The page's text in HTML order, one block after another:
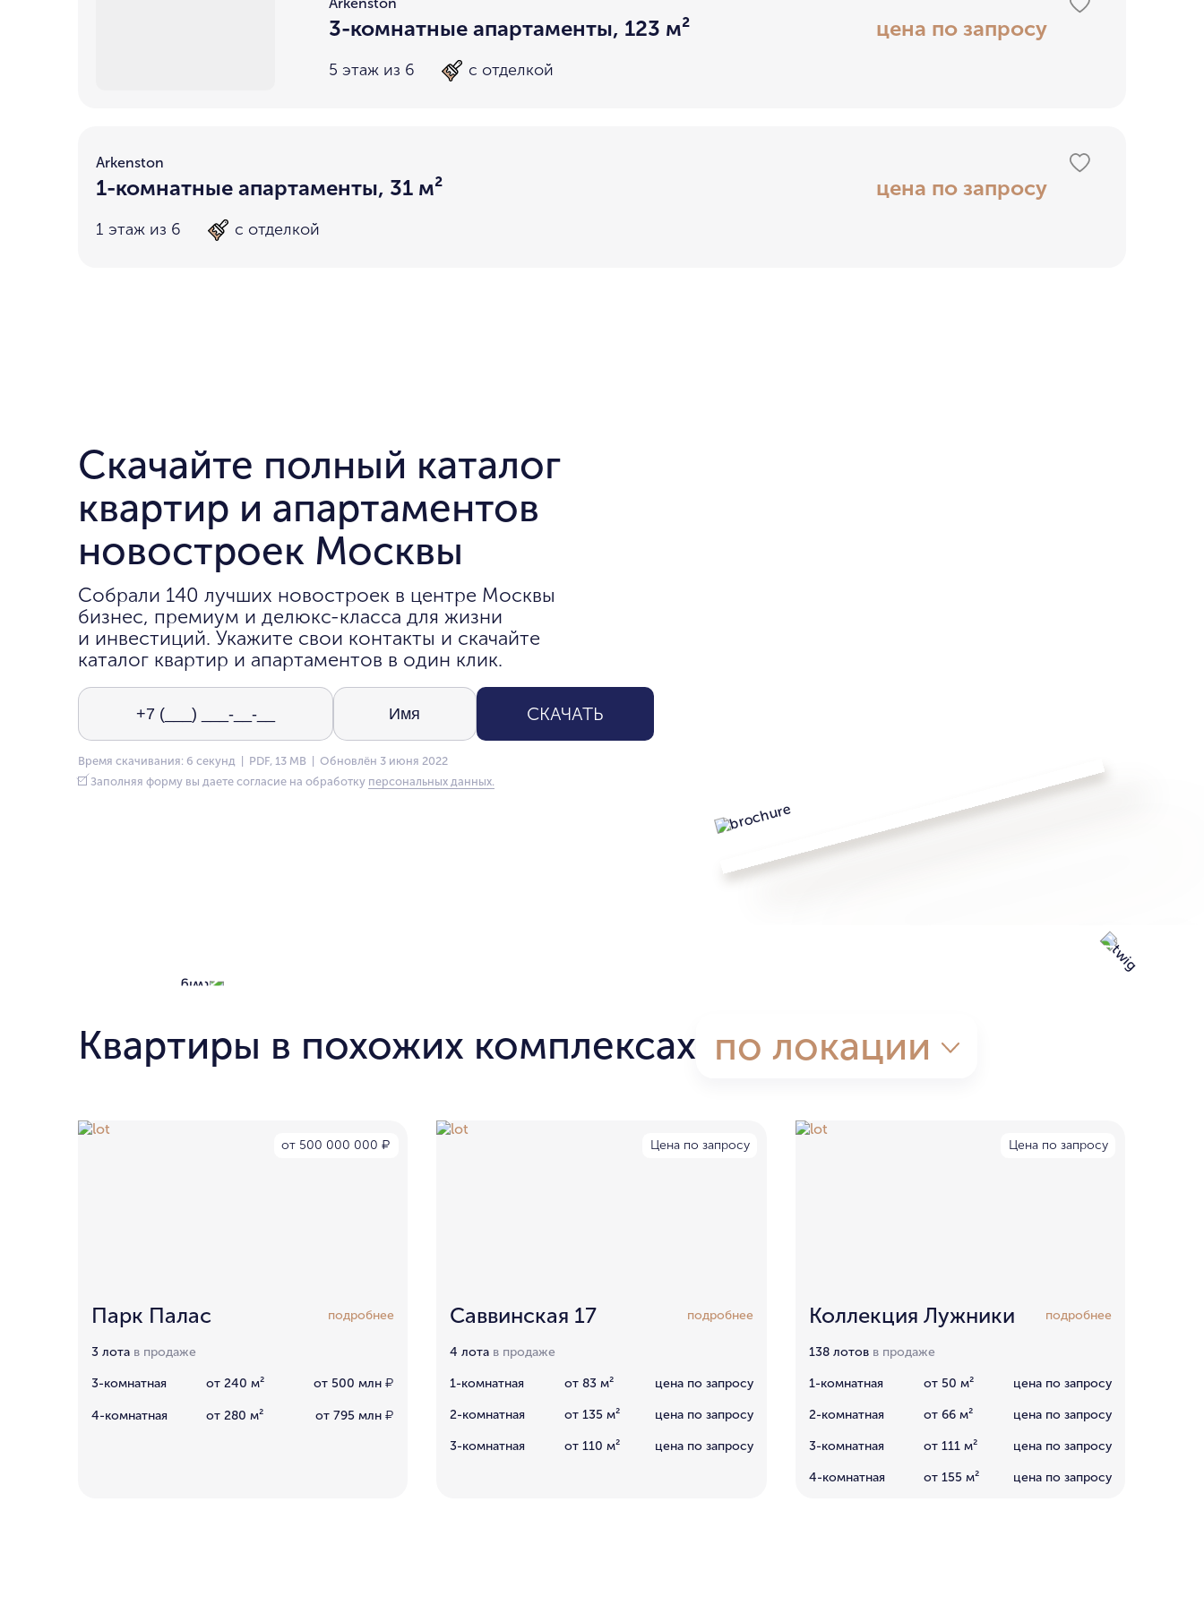
3-комнатные апартаменты, 123 м²
5 этаж из 6 с отделкой
цена по запросу
Arkenston
1-комнатные апартаменты, 31 м²
1 этаж из 6 с отделкой
цена по запросу
Скачайте полный каталог
квартир и апартаментов
новостроек Москвы
Собрали 140 лучших новостроек в центре Москвы
бизнес, премиум и делюкс-класса для жизни
и инвестиций. Укажите свои контакты и скачайте
каталог квартир и апартаментов в один клик.
СКАЧАТЬ
Время скачивания: 6 секунд | PDF, 13 MB | Обновлён 3 июня 2022
Заполняя форму вы даете согласие на обработку персональных данных.
Квартиры в похожих комплексах по локации
от 500 000 000₽
Парк Палас подробнее
3 лота в продаже
3-комнатная от 240 м² от 500 млн₽
4-комнатная от 280 м² от 795 млн₽
Цена по запросу
Саввинская 17 подробнее
4 лота в продаже
1-комнатная от 83 м² цена по запросу
2-комнатная от 135 м² цена по запросу
3-комнатная от 110 м² цена по запросу
Цена по запросу
Коллекция Лужники подробнее
138 лотов в продаже
1-комнатная от 50 м² цена по запросу
2-комнатная от 66 м² цена по запросу
3-комнатная от 111 м² цена по запросу
4-комнатная от 155 м² цена по запросу